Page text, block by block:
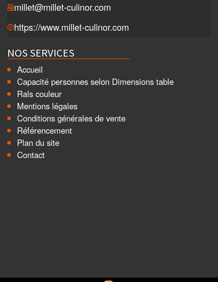
millet@millet-culinor.com
https://www.millet-culinor.com
NOS SERVICES
Accueil
Capacité personnes selon Dimensions table
Rals couleur
Mentions légales
Conditions générales de vente
Référencement
Plan du site
Contact